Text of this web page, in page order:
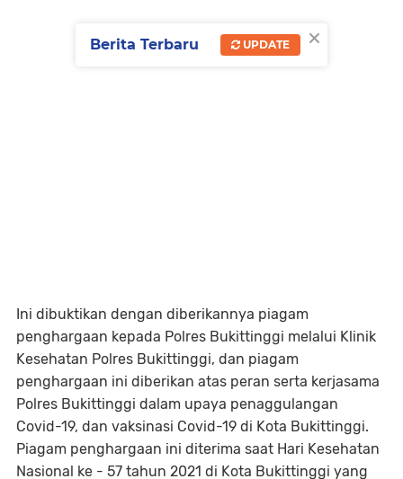
Ini dibuktikan dengan diberikannya piagam
penghargaan kepada Polres Bukittinggi melalui Klinik
Kesehatan Polres Bukittinggi, dan piagam
penghargaan ini diberikan atas peran serta kerjasama
Polres Bukittinggi dalam upaya penaggulangan
Covid-19, dan vaksinasi Covid-19 di Kota Bukittinggi.
Piagam penghargaan ini diterima saat Hari Kesehatan
Nasional ke - 57 tahun 2021 di Kota Bukittinggi yang
×
Berita Terbaru UPDATE